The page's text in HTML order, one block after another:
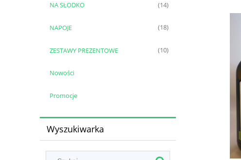
NA SŁODKO (14)
NAPOJE (18)
ZESTAWY PREZENTOWE (10)
Nowości
Promocje
Wyszukiwarka